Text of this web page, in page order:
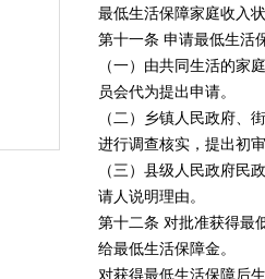
最低生活保障家庭收入
第十一条 申请最低生活
（一）由共同生活的家
员会代为提出申请。
（二）乡镇人民政府、
进行调查核实，提出初
（三）县级人民政府民
请人说明理由。
第十二条 对批准获得最
给最低生活保障金。
对获得最低生活保障后